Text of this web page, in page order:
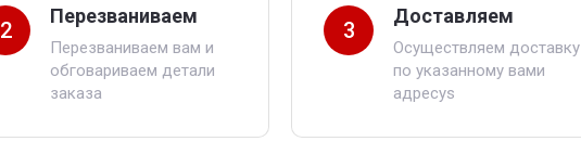
2
Перезваниваем
Перезваниваем вам и
обговариваем детали
заказа
3
Доставляем
Осуществляем доставку
по указанному вами
адресуs